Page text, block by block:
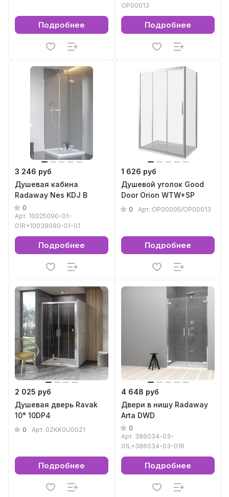
Подробнее
ОР00013
Подробнее
3 246 руб
Душевая кабина
Radaway Nes KDJ B
0
Арт. 10025090-01-
01R+10039090-01-01
Подробнее
1 626 руб
Душевой уголок Good
Door Orion WTW+SP
0 Арт. ОР00005/ОР00013
Подробнее
2 025 руб
Душевая дверь Ravak
10° 10DP4
0 Арт. 0ZKK0U00Z1
Подробнее
4 648 руб
Двери в нишу Radaway
Arta DWD
0
Арт. 386034-03-
01L+386034-03-01R
Подробнее